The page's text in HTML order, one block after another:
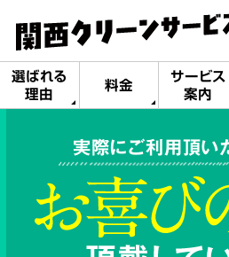
選ばれる
理由
料金
サービス
案内
実際にご利用頂い